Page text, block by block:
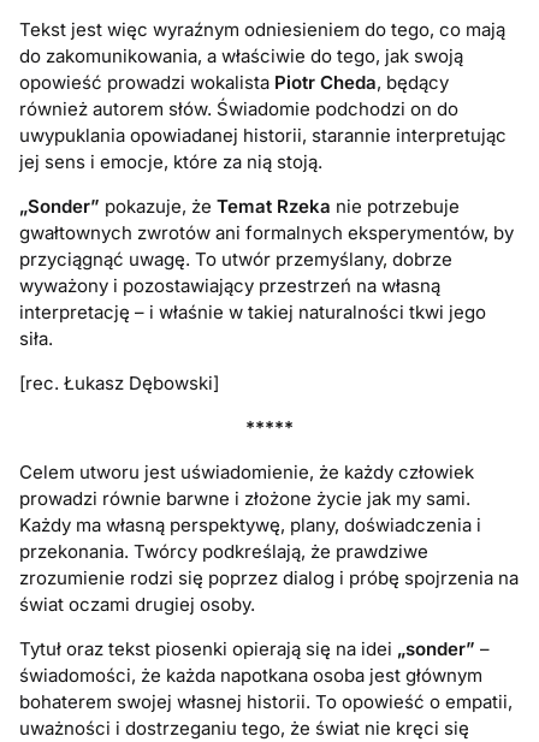
Tekst jest więc wyraźnym odniesieniem do tego, co mają
do zakomunikowania, a właściwie do tego, jak swoją
opowieść prowadzi wokalista Piotr Cheda, będący
również autorem słów. Świadomie podchodzi on do
uwypuklania opowiadanej historii, starannie interpretując
jej sens i emocje, które za nią stoją.
„Sonder” pokazuje, że Temat Rzeka nie potrzebuje
gwałtownych zwrotów ani formalnych eksperymentów, by
przyciągnąć uwagę. To utwór przemyślany, dobrze
wyważony i pozostawiający przestrzeń na własną
interpretację – i właśnie w takiej naturalności tkwi jego
siła.
[rec. Łukasz Dębowski]
*****
Celem utworu jest uświadomienie, że każdy człowiek
prowadzi równie barwne i złożone życie jak my sami.
Każdy ma własną perspektywę, plany, doświadczenia i
przekonania. Twórcy podkreślają, że prawdziwe
zrozumienie rodzi się poprzez dialog i próbę spojrzenia na
świat oczami drugiej osoby.
Tytuł oraz tekst piosenki opierają się na idei „sonder” –
świadomości, że każda napotkana osoba jest głównym
bohaterem swojej własnej historii. To opowieść o empatii,
uważności i dostrzeganiu tego, że świat nie kręci się